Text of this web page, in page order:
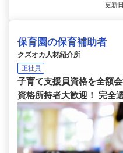
更新
保育園の保育補助者
クズオカ人材紹介所
正社員
子育て支援員資格を全額
資格所持者大歓迎！ 完全